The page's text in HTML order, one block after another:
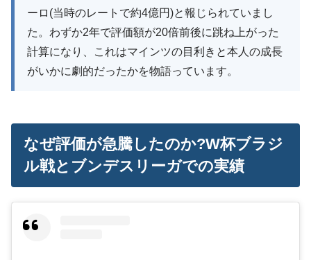
ーロ(当時のレートで約4億円)と報じられていまし
た。わずか2年で評価額が20倍前後に跳ね上がった
計算になり、これはマインツの目利きと本人の成長
がいかに劇的だったかを物語っています。
なぜ評価が急騰したのか?W杯ブラジ
ル戦とブンデスリーガでの実績